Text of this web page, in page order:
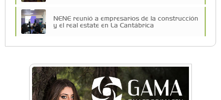
NENE reunió a empresarios de la construcción
y el real estate en La Cantábrica
Una compañía teatral de Castelar competirá
por el Premio FEBA Cultura